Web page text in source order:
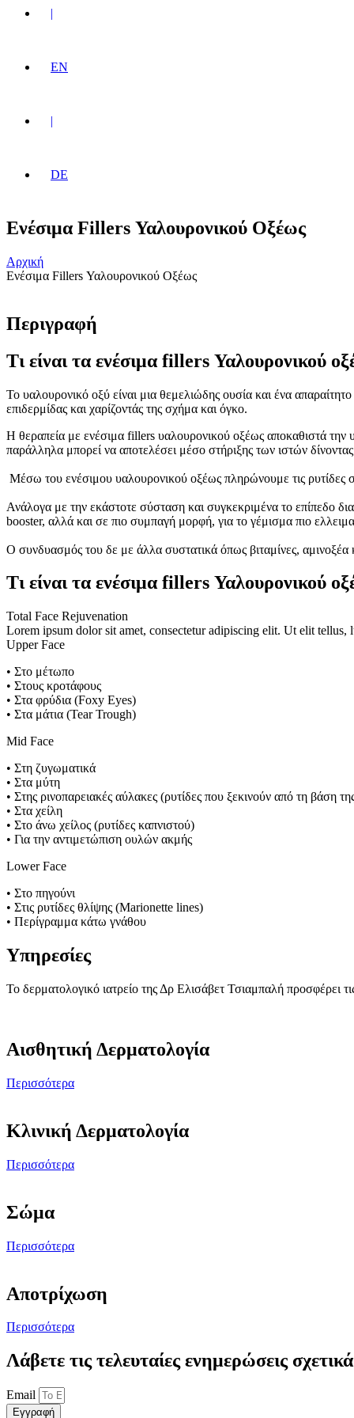
|
EN
|
DE
Ενέσιμα Fillers Υαλουρονικού Οξέως
Αρχική
Ενέσιμα Fillers Υαλουρονικού Οξέως
Περιγραφή
Τι είναι τα ενέσιμα fillers Υαλουρονικού
Το υαλουρονικό οξύ είναι μια θεμελιώδης ουσία και ένα
επιδερμίδας και χαρίζοντάς της σχήμα και όγκο.
Η θεραπεία με ενέσιμα fillers υαλουρονικού οξέως αποκαθιστά την
παράλληλα μπορεί να αποτελέσει μέσο στήριξης των ιστών
Μέσω του ενέσιμου υαλουρονικού οξέως πληρώνουμε τις ρυτίδες
Ανάλογα με την εκάστοτε σύσταση και συγκεκριμένα το επίπεδο
booster, αλλά και σε πιο συμπαγή μορφή, για το γέμισμα πιο
Ο συνδυασμός του δε με άλλα συστατικά όπως βιταμίνες, αμινοξέα
Τι είναι τα ενέσιμα fillers Υαλουρονικού
Total Face Rejuvenation
Lorem ipsum dolor sit amet, consectetur adipiscing elit. Ut elit tellus,
Upper Face
• Στο μέτωπο
• Στους κροτάφους
• Στα φρύδια (Foxy Eyes)
• Στα μάτια (Tear Trough)
Mid Face
• Στη ζυγωματικά
• Στα μύτη
• Στης ρινοπαρειακές αύλακες (ρυτίδες που ξεκινούν από τη βάση
• Στα χείλη
• Στο άνω χείλος (ρυτίδες καπνιστού)
• Για την αντιμετώπιση ουλών ακμής
Lower Face
• Στο πηγούνι
• Στις ρυτίδες θλίψης (Marionette lines)
• Περίγραμμα κάτω γνάθου
Υπηρεσίες
To δερματολογικό ιατρείο της Δρ Ελισάβετ Τσιαμπαλή προσφέρει
Αισθητική Δερματολογία
Περισσότερα
Κλινική Δερματολογία
Περισσότερα
Σώμα
Περισσότερα
Αποτρίχωση
Περισσότερα
Λάβετε τις τελευταίες ενημερώσεις
Email
Εγγραφή